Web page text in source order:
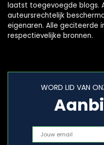
laatst toegevoegde blogs.
auteursrechtelijk
eigenaren. Alle geciteerde
respectievelijke bronnen.
WORD LID VAN